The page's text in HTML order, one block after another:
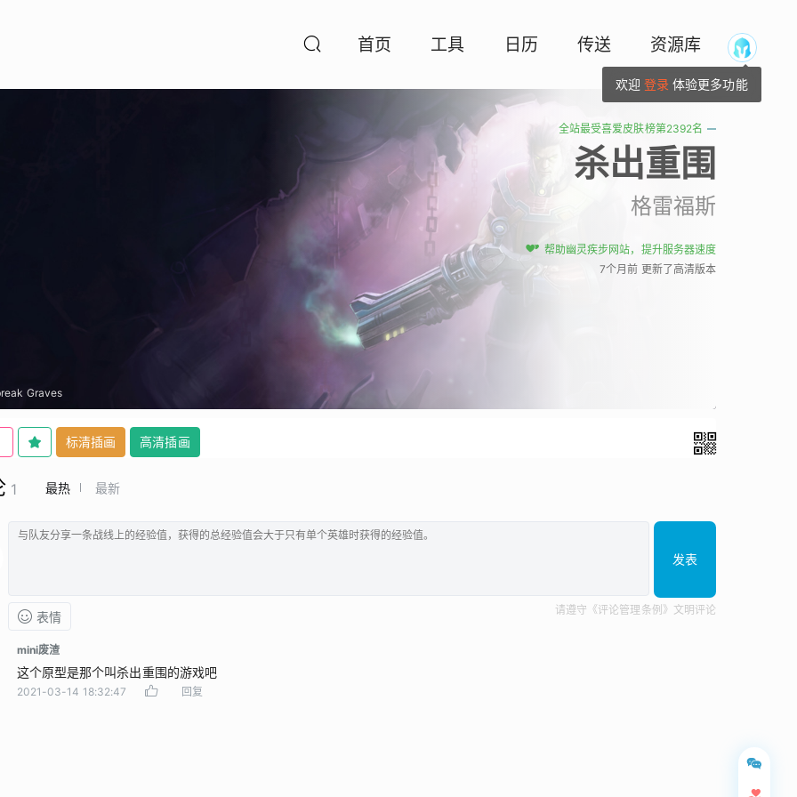
首页 工具 日历 传送 资源库
欢迎 登录 体验更多功能
Graves
全站最受喜爱皮肤榜第2392名
杀出重围
格雷福斯
帮助幽灵疾步网站，提升服务器速度
7个月前 更新了高清版本
标清插画 高清插画
1 最热 最新
发表
表情 请遵守《评论管理条例》文明评论
mini废渣
这个原型是那个叫杀出重围的游戏吧
2021-03-14 18:32:47 回复